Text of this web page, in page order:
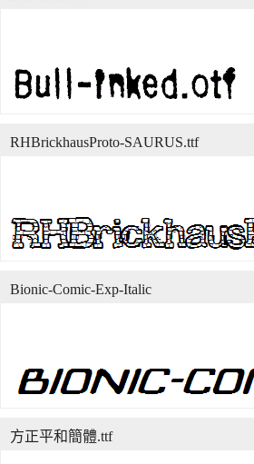
RHBrickhausProto-SAURUS.ttf
Bionic-Comic-Exp-Italic
方正平和簡體.ttf